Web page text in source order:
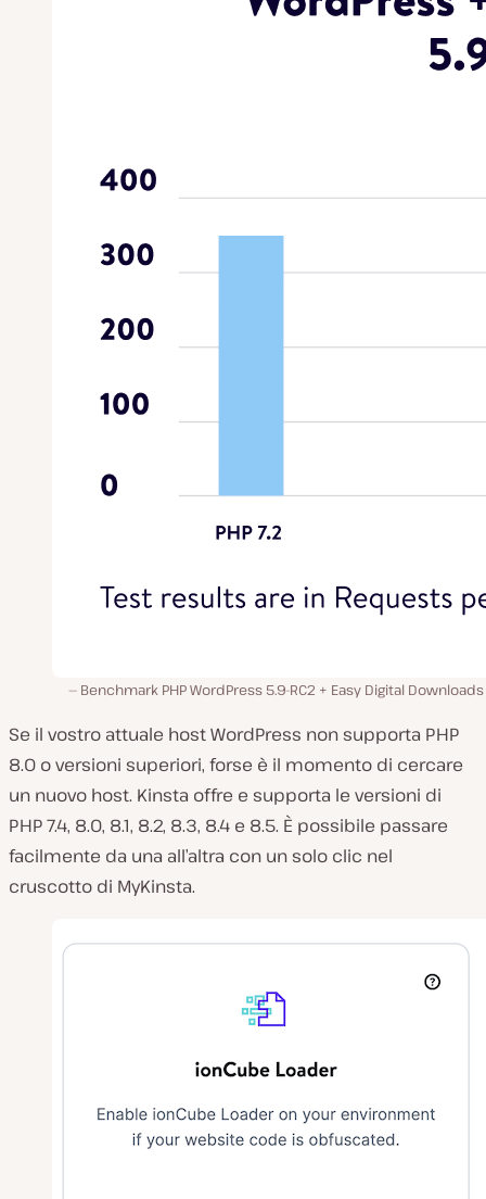
Benchmark PHP WordPress 5.9-RC2 + Easy Digital Downloads
Se il vostro attuale host WordPress non supporta PHP
8.0 o versioni superiori, forse è il momento di cercare
un nuovo host. Kinsta offre e supporta le versioni di
PHP 7.4, 8.0, 8.1, 8.2, 8.3, 8.4 e 8.5. È possibile passare
facilmente da una all’altra con un solo clic nel
cruscotto di MyKinsta.